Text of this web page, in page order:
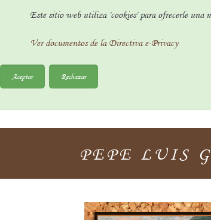
Este sitio web utiliza 'cookies' para ofrecerle una
Ver documentos de la Directiva e-Privacy
Aceptar Rechazar
PEPE LUIS